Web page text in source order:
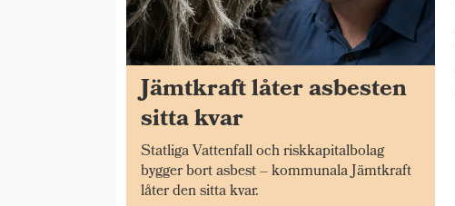
Jämtkraft låter asbesten
sitta kvar
Statliga Vattenfall och riskkapitalbolag
bygger bort asbest – kommunala Jämtkraft
låter den sitta kvar.